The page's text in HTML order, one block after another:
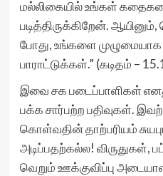
மல்லிகையில் உங்கள்
படித்திருக்கிறேன்.
போது, உங்களை முழுமையாக
பாராட்டுக்கள்.” (கடிதம் –
இவை சக படைப்பாளிகள்
பக்க சார்பற்ற பதிவுகள்.
கொள்வதின் தாற்பரியம்
அடிப்பதற்கல்ல! விருதுகள்,
வெறும் ஊக்குவிப்பு